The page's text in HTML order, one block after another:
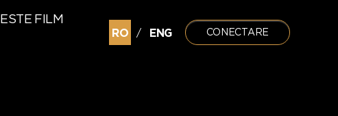
ESTE FILM
RO / ENG CONECTARE